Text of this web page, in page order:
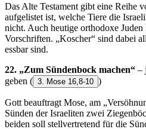
Das Alte Testament gibt eine Reihe
aufgelistet ist, welche Tiere die
nicht. Auch heutige orthodoxe Juden
Vorschriften. „Koscher“ sind dabei
essbar sind.
22. „Zum Sündenbock machen“ –
geben ( 3. Mose 16,8-10 )
Gott beauftragt Mose, am
Sünden der Israeliten zwei
beiden soll stellvertretend für die